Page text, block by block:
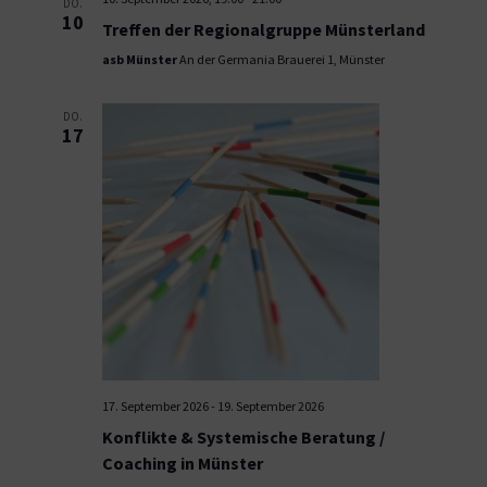
DO.
10 Treffen der Regionalgruppe Münsterland
asb MünsterAn der Germania Brauerei 1, Münster
DO.
17
17. September 2026- 19. September 2026
Konflikte & Systemische Beratung /
Coaching in Münster